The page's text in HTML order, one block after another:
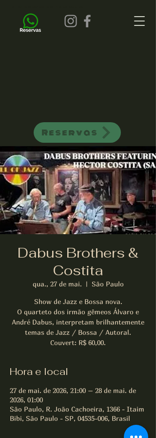
Reservas
Dabus Brothers &
Costita
qua., 27 de mai.
  |
São Paulo
Show de Jazz e Bossa nova.
O quarteto dos irmão gêmeos Álvaro e
André Dabus, interpretam brilhantemente
temas de Jazz / Bossa / Autoral.
Couvert: R$ 60,00.
Hora e local
27 de mai. de 2026, 21:00 – 28 de mai. de
2026, 01:00
São Paulo, R. João Cachoeira, 1366 - Itaim
Bibi, São Paulo - SP, 04535-006, Brasil